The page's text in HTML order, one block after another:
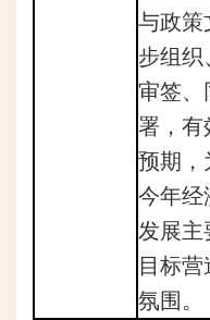
与政策
步组织
审签、
署，有
预期，
今年经
发展主
目标
氛围。